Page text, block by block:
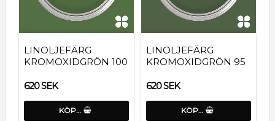
LINOLJEFÄRG
KROMOXIDGRÖN 100
620 SEK
KÖP…
LINOLJEFÄRG
KROMOXIDGRÖN 95
620 SEK
KÖP…